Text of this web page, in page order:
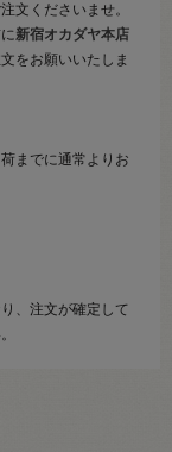
文くださいませ。
新宿オカダヤ本店
をお願いいたしま
までに通常よりお
、注文が確定して